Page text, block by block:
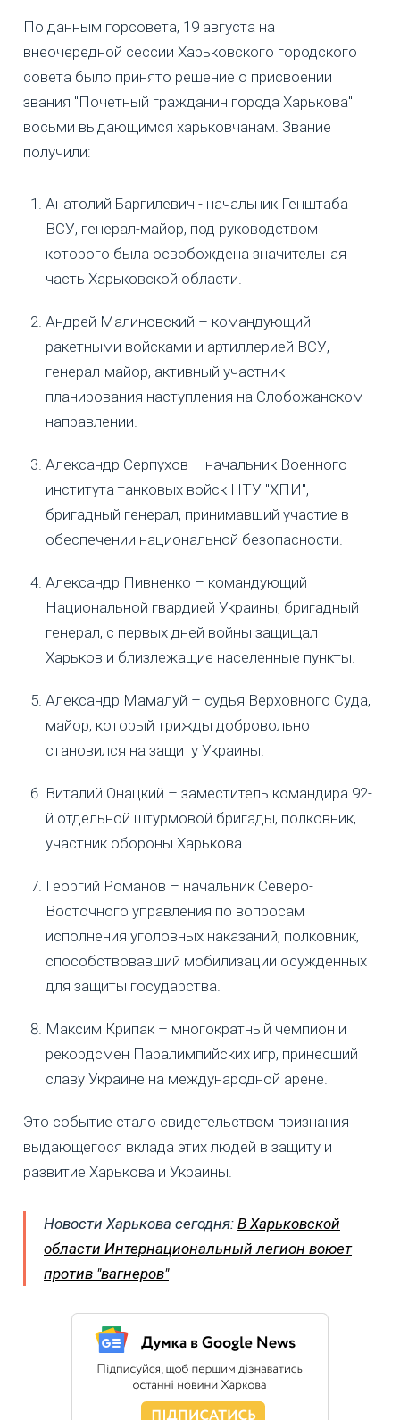
По данным горсовета, 19 августа на
внеочередной сессии Харьковского городского
совета было принято решение о присвоении
звания "Почетный гражданин города Харькова"
восьми выдающимся харьковчанам. Звание
получили:
Анатолий Баргилевич - начальник Генштаба
ВСУ, генерал-майор, под руководством
которого была освобождена значительная
часть Харьковской области.
Андрей Малиновский – командующий
ракетными войсками и артиллерией ВСУ,
генерал-майор, активный участник
планирования наступления на Слобожанском
направлении.
Александр Серпухов – начальник Военного
института танковых войск НТУ "ХПИ",
бригадный генерал, принимавший участие в
обеспечении национальной безопасности.
Александр Пивненко – командующий
Национальной гвардией Украины, бригадный
генерал, с первых дней войны защищал
Харьков и близлежащие населенные пункты.
Александр Мамалуй – судья Верховного Суда,
майор, который трижды добровольно
становился на защиту Украины.
Виталий Онацкий – заместитель командира 92-
й отдельной штурмовой бригады, полковник,
участник обороны Харькова.
Георгий Романов – начальник Северо-
Восточного управления по вопросам
исполнения уголовных наказаний, полковник,
способствовавший мобилизации осужденных
для защиты государства.
Максим Крипак – многократный чемпион и
рекордсмен Паралимпийских игр, принесший
славу Украине на международной арене.
Это событие стало свидетельством признания
выдающегося вклада этих людей в защиту и
развитие Харькова и Украины.
Новости Харькова сегодня: В Харьковской
области Интернациональный легион воюет
против "вагнеров"